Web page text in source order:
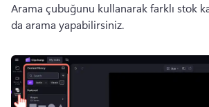
Arama çubuğunu kullanarak farklı stok
da arama yapabilirsiniz.